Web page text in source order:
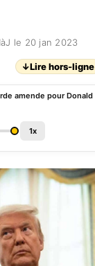
le 20 jan 2023
↓Lire hors-ligne
1x